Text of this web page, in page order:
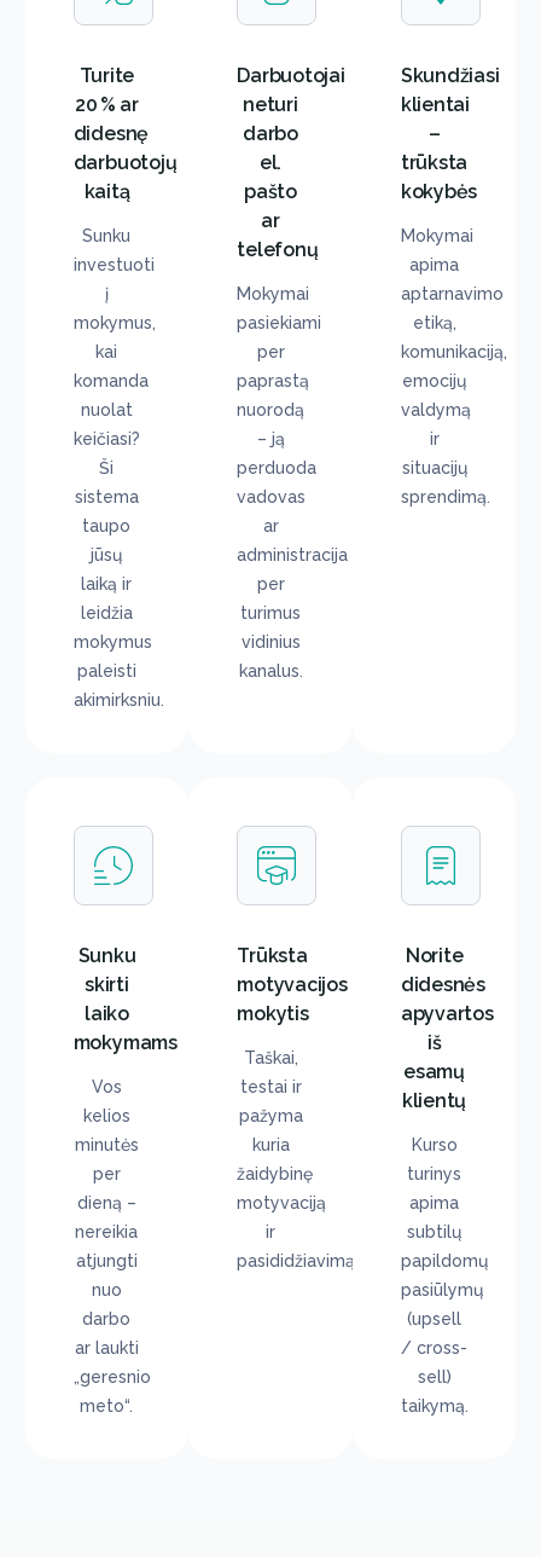
Turite
20 % ar
didesnę
darbuotojų
kaitą
Sunku
investuoti
į
mokymus,
kai
komanda
nuolat
keičiasi?
Ši
sistema
taupo
jūsų
laiką ir
leidžia
mokymus
paleisti
akimirksniu.
Darbuotojai
neturi
darbo
el.
pašto
ar
telefonų
Mokymai
pasiekiami
per
paprastą
nuorodą
– ją
perduoda
vadovas
ar
administracija
per
turimus
vidinius
kanalus.
Skundžiasi
klientai
–
trūksta
kokybės
Mokymai
apima
aptarnavimo
etiką,
komunikaciją,
emocijų
valdymą
ir
situacijų
sprendimą.
Sunku
skirti
laiko
mokymams
Vos
kelios
minutės
per
dieną –
nereikia
atjungti
nuo
darbo
ar laukti
„geresnio
meto“.
Trūksta
motyvacijos
mokytis
Taškai,
testai ir
pažyma
kuria
žaidybinę
motyvaciją
ir
pasididžiavimą.
Norite
didesnės
apyvartos
iš
esamų
klientų
Kurso
turinys
apima
subtilų
papildomų
pasiūlymų
(upsell
/ cross-
sell)
taikymą.